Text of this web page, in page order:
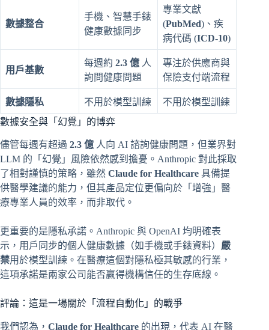
數據整合
手機、智慧手錶
健康數據同步
專業文獻
(PubMed)、疾
病代碼 (ICD-10)
用戶基數
每週約 2.3 億 人
詢問健康問題
專注於供應商與
保險支付端流程
數據隱私 不用於模型訓練
不用於模型訓練
數據安全與「幻覺」的博弈
儘管每週有超過 2.3 億 人向 AI 諮詢健康問題，但業界對
LLM 的「幻覺」風險依然感到擔憂。Anthropic 對此採取
了相對謹慎的策略，雖然 Claude for Healthcare 具備提
供醫學建議的能力，但其產品定位更偏向於「增強」醫
療專業人員的效率，而非取代。
更重要的是隱私承諾。Anthropic 與 OpenAI 均明確表
示，用戶同步的個人健康數據（如手機或手錶資料） 嚴
禁用於模型訓練。在醫療這個對隱私極其敏感的行業，
這項承諾是兩家公司能否贏得機構信任的生存底線。
評論：這是一場關於「流程自動化」的戰爭
我們認為， Claude for Healthcare 的出現，代表 AI 在醫